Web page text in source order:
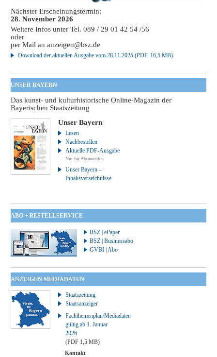
Nächster Erscheinungstermin:
28. November 2026
Weitere Infos unter Tel. 089 / 29 01 42 54 /56
oder
per Mail ananzeigen@bsz.de
Download der aktuellen Ausgabe vom 28.11.2025 (PDF, 16,5 MB)
UNSER BAYERN
Das kunst- und kulturhistorische Online-Magazin der
Bayerischen Staatszeitung
Unser Bayern
Lesen
Nachbestellen
Aktuelle PDF-Ausgabe
Nur für Abonnenten
Unser Bayern –
Inhaltsverzeichnisse
ABO + BESTELLSERVICE
BSZ | ePaper
BSZ | Businessabo
GVBI | Abo
ANZEIGEN MEDIADATEN
Staatszeitung
Staatsanzeiger
Fachthemenplan/Mediadaten
gültig ab 1. Januar
2026
(PDF 1,5 MB)
Kontakt